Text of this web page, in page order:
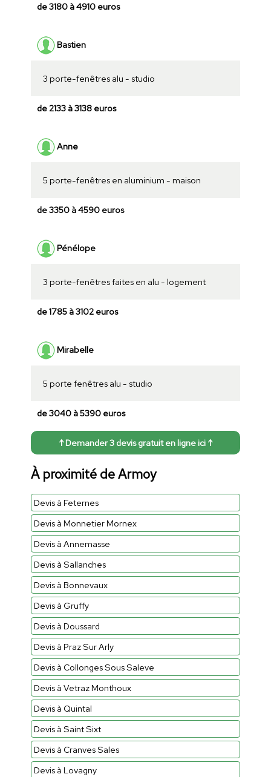
de 3180 à 4910 euros
Bastien
3 porte-fenêtres alu - studio
de 2133 à 3138 euros
Anne
5 porte-fenêtres en aluminium - maison
de 3350 à 4590 euros
Pénélope
3 porte-fenêtres faites en alu - logement
de 1785 à 3102 euros
Mirabelle
5 porte fenêtres alu - studio
de 3040 à 5390 euros
↑ Demander 3 devis gratuit en ligne ici ↑
À proximité de Armoy
Devis à Feternes
Devis à Monnetier Mornex
Devis à Annemasse
Devis à Sallanches
Devis à Bonnevaux
Devis à Gruffy
Devis à Doussard
Devis à Praz Sur Arly
Devis à Collonges Sous Saleve
Devis à Vetraz Monthoux
Devis à Quintal
Devis à Saint Sixt
Devis à Cranves Sales
Devis à Lovagny